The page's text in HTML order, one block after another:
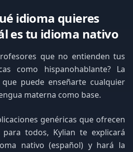
idioma quieres
es tu idioma nativo
que no entienden tus
como hispanohablante? La
puede enseñarte cualquier
materna como base.
genéricas que ofrecen
todos, Kylian te explicará
nativo (español) y hará la